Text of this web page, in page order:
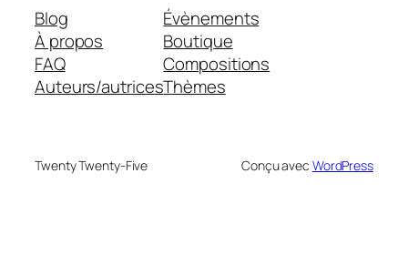
Blog
À propos
FAQ
Auteurs/autrices
Évènements
Boutique
Compositions
Thèmes
Twenty Twenty-Five Conçu avec WordPress